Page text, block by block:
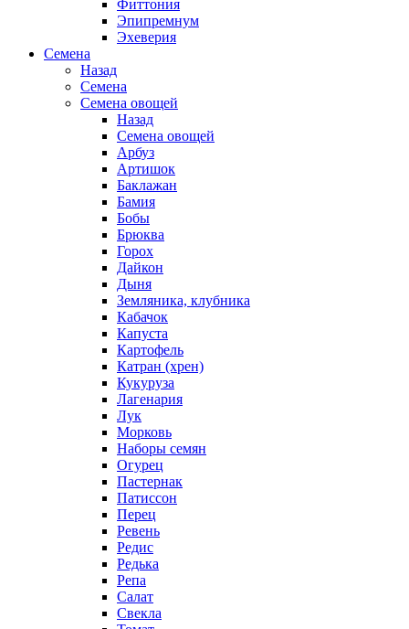
Фиттония
Эпипремнум
Эхеверия
Семена
Назад
Семена
Семена овощей
Назад
Семена овощей
Арбуз
Артишок
Баклажан
Бамия
Бобы
Брюква
Горох
Дайкон
Дыня
Земляника, клубника
Кабачок
Капуста
Картофель
Катран (хрен)
Кукуруза
Лагенария
Лук
Морковь
Наборы семян
Огурец
Пастернак
Патиссон
Перец
Ревень
Редис
Редька
Репа
Салат
Свекла